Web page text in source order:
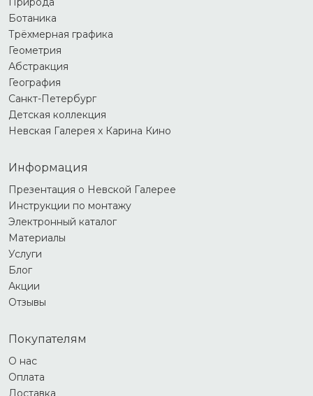
Ботаника
Трёхмерная графика
Геометрия
Абстракция
География
Санкт-Петербург
Детская коллекция
Невская Галерея х Карина Кино
Информация
Презентация о Невской Галерее
Инструкции по монтажу
Электронный каталог
Материалы
Услуги
Блог
Акции
Отзывы
Покупателям
О нас
Оплата